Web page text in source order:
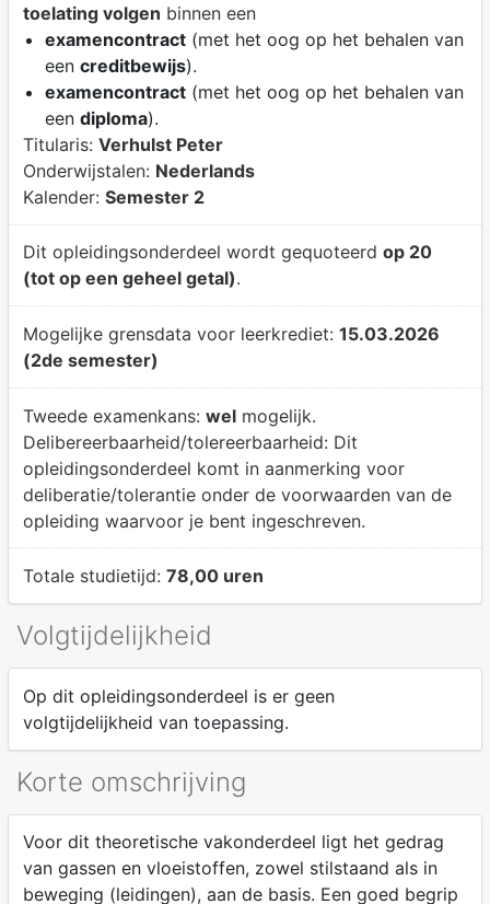
toelating volgen binnen een
examencontract(met het oog op het behalen van
een creditbewijs).
examencontract(met het oog op het behalen van
een diploma).
Titularis: Verhulst Peter
Onderwijstalen: Nederlands
Kalender: Semester 2
Dit opleidingsonderdeel wordt gequoteerd op 20
(tot op een geheel getal).
Mogelijke grensdata voor leerkrediet: 15.03.2026
(2de semester)
Tweede examenkans: welmogelijk.
Delibereerbaarheid/tolereerbaarheid: Dit
opleidingsonderdeel komt in aanmerking voor
deliberatie/tolerantie onder de voorwaarden van de
opleiding waarvoor je bent ingeschreven.
Totale studietijd: 78,00 uren
Volgtijdelijkheid
Op dit opleidingsonderdeel is er geen
volgtijdelijkheid van toepassing.
Korte omschrijving
Voor dit theoretische vakonderdeel ligt het gedrag
van gassen en vloeistoffen, zowel stilstaand als in
beweging (leidingen), aan de basis. Een goed begrip